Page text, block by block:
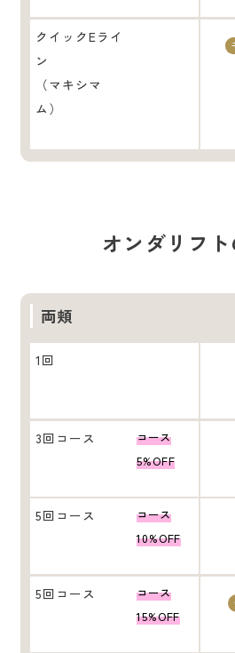
クイックEライ
ン
（マキシマ
ム）
オンダリフ
両頬
1回
3回コース
コース
5%OFF
5回コース
コース
10%OFF
5回コース
コース
15%OFF